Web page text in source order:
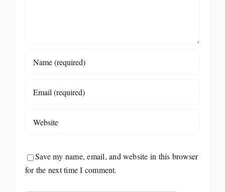
Save my name, email, and website in this browser
for the next time I comment.